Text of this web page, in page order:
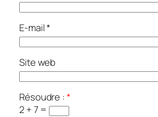
E-mail*
Site web
Résoudre :*
2 + 7 =